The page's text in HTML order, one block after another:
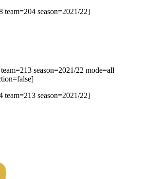
team=204 season=2021/22]
season=2021/22 mode=all
team=213 season=2021/22]